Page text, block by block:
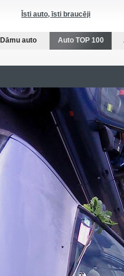
Īsti auto, īsti braucēji
Dāmu auto Auto TOP 100